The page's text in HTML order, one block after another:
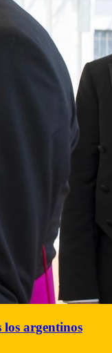
argentinos